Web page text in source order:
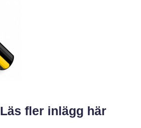
Läs fler inlägg här